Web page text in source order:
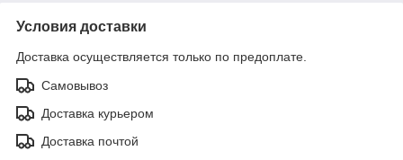
Условия доставки
Доставка осуществляется только по предоплате.
Самовывоз
Доставка курьером
Доставка почтой